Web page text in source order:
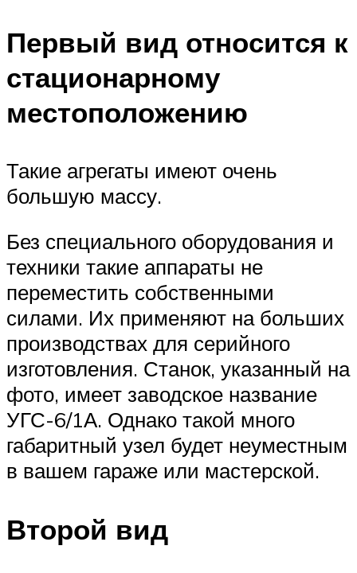
Первый вид относится к
стационарному
местоположению
Такие агрегаты имеют очень
большую массу.
Без специального оборудования и
техники такие аппараты не
переместить собственными
силами. Их применяют на больших
производствах для серийного
изготовления. Станок, указанный на
фото, имеет заводское название
УГС-6/1А. Однако такой много
габаритный узел будет неуместным
в вашем гараже или мастерской.
Второй вид